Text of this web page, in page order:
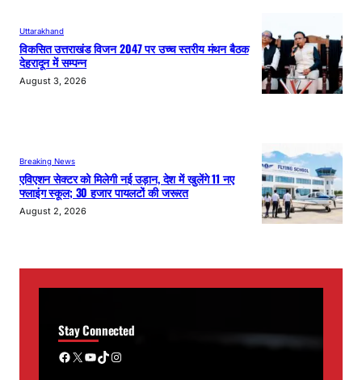
Uttarakhand
विकसित उत्तराखंड विजन 2047 पर उच्च स्तरीय मंथन बैठक
देहरादून में सम्पन्न
August 3, 2026
Breaking News
एविएशन सेक्टर को मिलेगी नई उड़ान, देश में खुलेंगे 11 नए
फ्लाइंग स्कूल; 30 हजार पायलटों की जरूरत
August 2, 2026
Stay Connected
Facebook X YouTube TikTok Instagram